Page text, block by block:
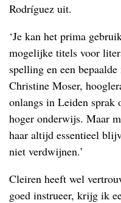
Rodríguez uit.
‘Je kan het prima
mogelijke titels voor
spelling en een
Christine Moser,
onlangs in Leiden sprak
hoger onderwijs. Maar
haar altijd essentieel
niet verdwijnen.’
Cleiren heeft wel
goed instrueer, krijg ik